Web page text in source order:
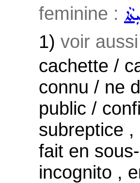
feminine :
1) voir aussi
cachette /
connu / ne
public /
subreptice
fait en
incognito ,